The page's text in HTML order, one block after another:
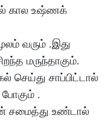
கால உஷ்ணக்
வரும் .இது
மருந்தாகும்.
செய்து சாப்பிட்டால்
.
சமைத்து உண்டால்